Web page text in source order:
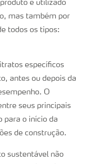
é utilizado
mas também por
todos os tipos:
específicos
antes ou depois da
O
seus principais
para o início da
de construção.
sustentável não